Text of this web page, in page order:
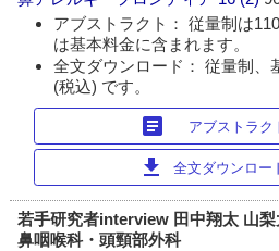
アブストラクト： 従量制は
は基本料金に含まれます。
全文ダウンロード： 従量制、
(税込) です。
article アブストラク
download 全文ダウンロー
若手研究者interview 田中翔太 山
鼻咽喉科・頭頸部外科